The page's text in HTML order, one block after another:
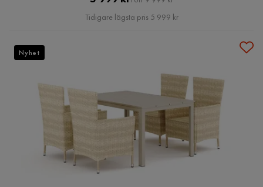
Pris
Tidigare lägsta pris 5 999 kr
Nyhet